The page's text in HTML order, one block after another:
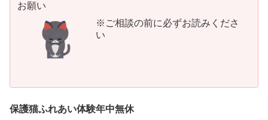
お願い
※ご相談の前に必ずお読みくださ
い
保護猫ふれあい体験年中無休